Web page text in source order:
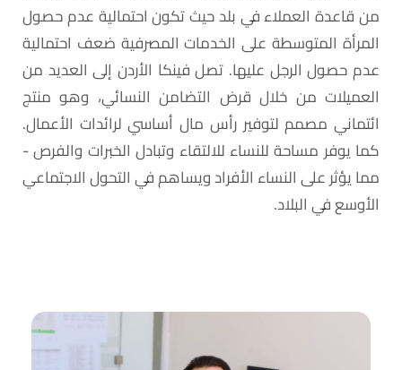
من قاعدة العملاء في بلد حيث تكون احتمالية عدم حصول
المرأة المتوسطة على الخدمات المصرفية ضعف احتمالية
عدم حصول الرجل عليها. تصل فينكا الأردن إلى العديد من
العميلات من خلال قرض التضامن النسائي، وهو منتج
ائتماني مصمم لتوفير رأس مال أساسي لرائدات الأعمال.
كما يوفر مساحة للنساء للالتقاء وتبادل الخبرات والفرص -
مما يؤثر على النساء الأفراد ويساهم في التحول الاجتماعي
الأوسع في البلاد.